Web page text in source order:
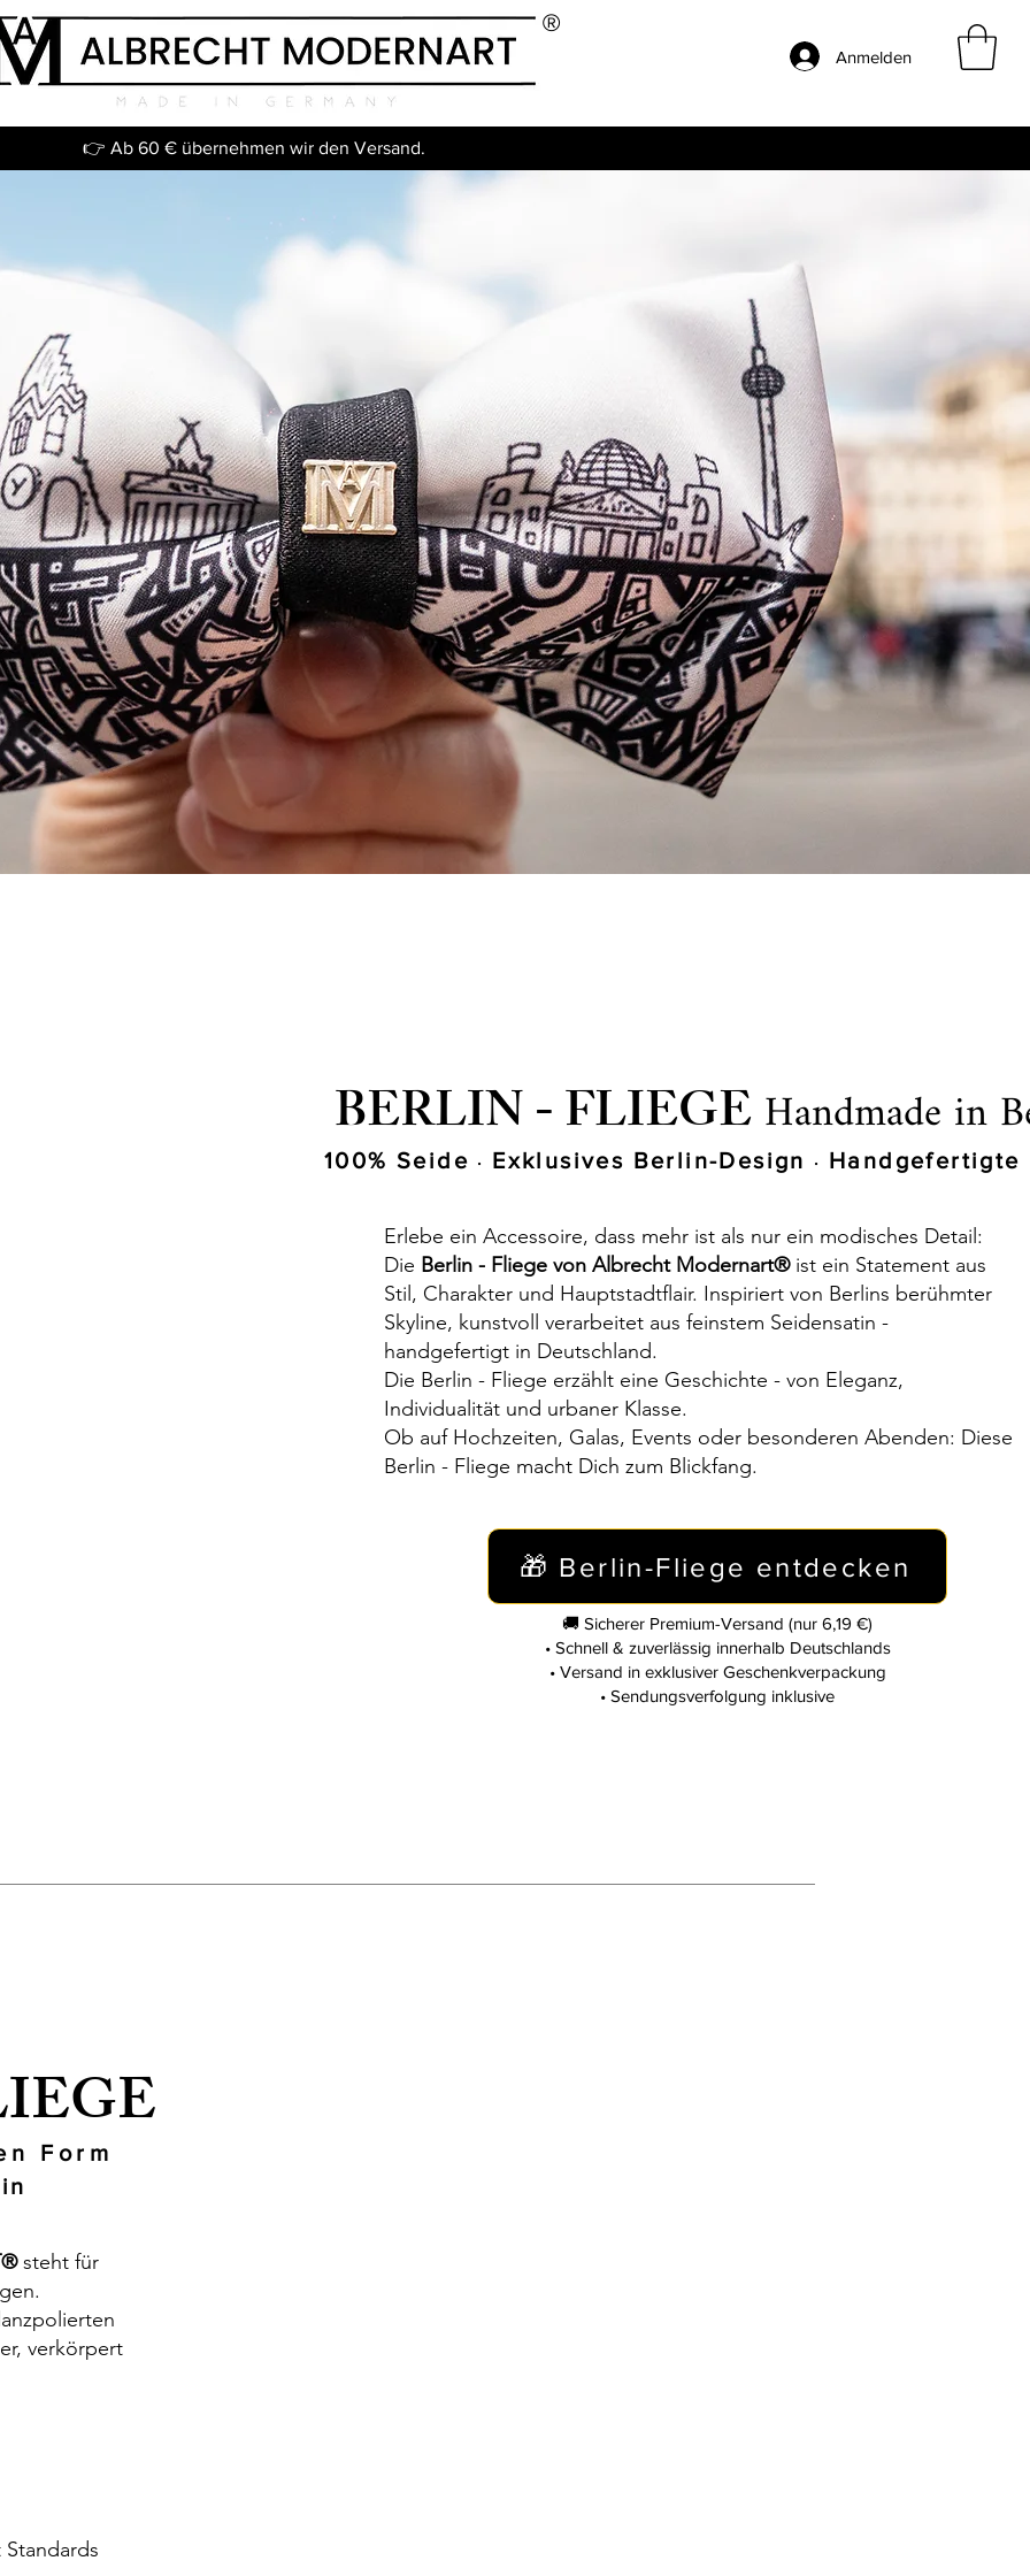
®
Anmelden
👉 Ab 60 € übernehmen wir den Versand.
100% Seide · Exklusives Berlin-Design · Handgefertigte
BERLIN - FLIEGEHandmade in
Erlebe ein Accessoire, dass mehr ist als nur ein modisches Detail:
Die Berlin - Fliege von Albrecht Modernart®ist ein Statement aus
Stil, Charakter und Hauptstadtflair. Inspiriert von Berlins berühmter
Skyline, kunstvoll verarbeitet aus feinstem Seidensatin -
handgefertigt in Deutschland.
Die Berlin - Fliege erzählt eine Geschichte - von Eleganz,
Individualität und urbaner Klasse.
Ob auf Hochzeiten, Galas, Events oder besonderen Abenden: Diese
Berlin - Fliege macht Dich zum Blickfang.
🎁 Berlin-Fliege entdecken
🚚 Sicherer Premium-Versand (nur 6,19 €)
• Schnell & zuverlässig innerhalb Deutschlands
• Versand in exklusiver Geschenkverpackung
• Sendungsverfolgung inklusive
Form
steht für
verkörpert